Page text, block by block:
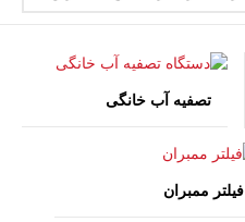
تصفیه آب خانگی
فیلتر ممبران